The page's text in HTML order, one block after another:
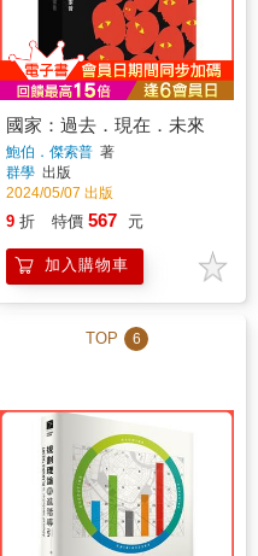
國家：過去．現在．未來
鮑伯．傑索普 著
群學 出版
2024/05/07 出版
9 折 特價 567 元
加入購物車
TOP 6